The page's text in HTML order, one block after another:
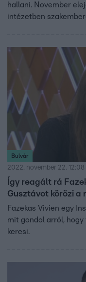
hallani. November
intézetben
listáján?
Bulvár
2022. november 22. 12:08
Így reagált rá
Gusztávot körözi a
Fazekas Vivien egy
mit gondol arról,
keresi.